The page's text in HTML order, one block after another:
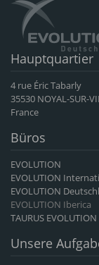
Hauptquartier
4 rue Éric Tabarly
35530 NOYAL-SUR-
France
Büros
EVOLUTION
EVOLUTION
EVOLUTION
EVOLUTION Iberica
TAURUS EVOLUTION
Unsere